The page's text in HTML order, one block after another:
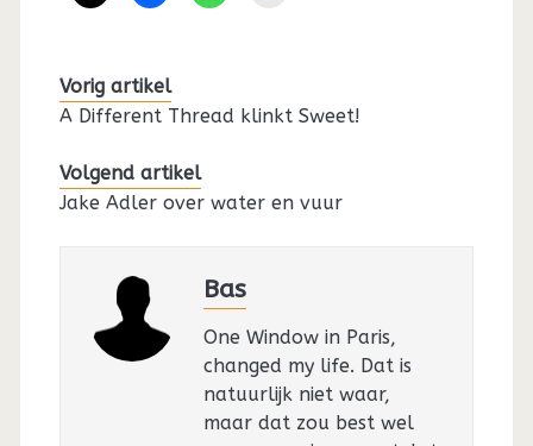
Vorig artikel
A Different Thread klinkt Sweet!
Volgend artikel
Jake Adler over water en vuur
Bas
One Window in Paris,
changed my life. Dat is
natuurlijk niet waar,
maar dat zou best wel